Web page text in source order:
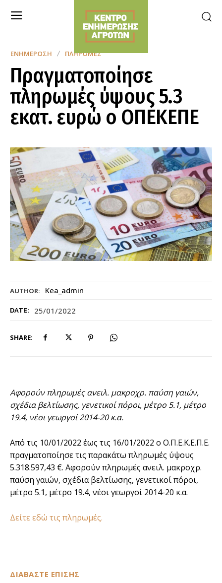
AUTHOR: Kea_admin
DATE: 25/01/2022
SHARE:
ΕΝΗΜΈΡΩΣΗ ΠΛΗΡΩΜΈΣ
Πραγματοποίησε
πληρωμές ύψους 5.3
εκατ. ευρώ o ΟΠΕΚΕΠΕ
ΔΙΑΒΑΣΤΕ ΕΠΙΣΗΣ
Αφορούν πληρωμές ανειλ. μακροχρ. παύση γαιών,
σχέδια βελτίωσης, γενετικοί πόροι, μέτρο 5.1, μέτρο
19.4, νέοι γεωργοί 2014-20 κ.α.
Από τις 10/01/2022 έως τις 16/01/2022 ο Ο.Π.Ε.Κ.Ε.Π.Ε.
πραγματοποίησε τις παρακάτω πληρωμές ύψους
5.318.597,43 €. Αφορούν πληρωμές ανειλ. μακροχρ.
παύση γαιών, σχέδια βελτίωσης, γενετικοί πόροι,
μέτρο 5.1, μέτρο 19.4, νέοι γεωργοί 2014-20 κ.α.
Δείτε εδώ τις πληρωμές.